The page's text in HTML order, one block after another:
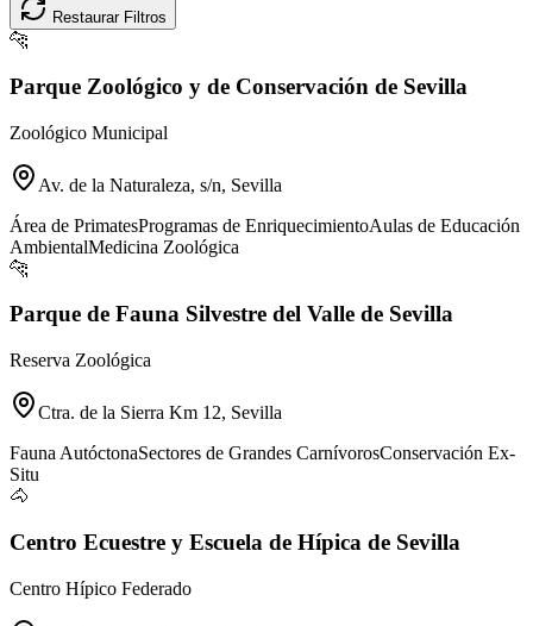
Restaurar Filtros
🐆
Parque Zoológico y de Conservación de Sevilla
Zoológico Municipal
Av. de la Naturaleza, s/n, Sevilla
Área de PrimatesProgramas de EnriquecimientoAulas de Educación
AmbientalMedicina Zoológica
🐆
Parque de Fauna Silvestre del Valle de Sevilla
Reserva Zoológica
Ctra. de la Sierra Km 12, Sevilla
Fauna AutóctonaSectores de Grandes CarnívorosConservación Ex-
Situ
🐴
Centro Ecuestre y Escuela de Hípica de Sevilla
Centro Hípico Federado